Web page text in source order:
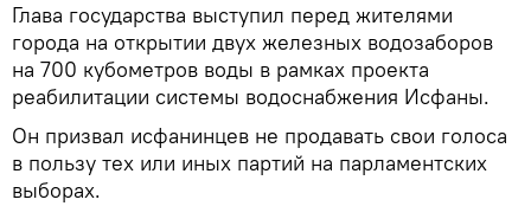
Глава государства выступил перед жителями
города на открытии двух железных водозаборов
на 700 кубометров воды в рамках проекта
реабилитации системы водоснабжения Исфаны.
Он призвал исфанинцев не продавать свои голоса
в пользу тех или иных партий на парламентских
выборах.